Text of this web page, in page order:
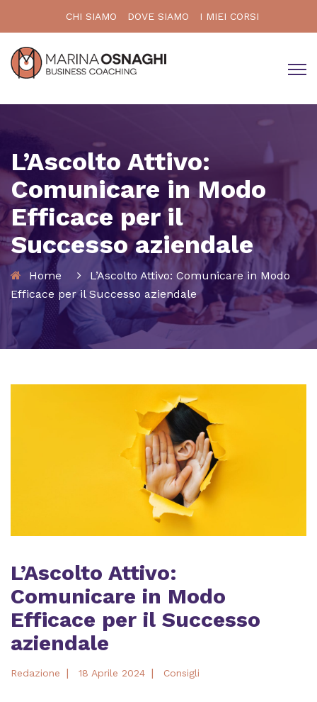
CHI SIAMO DOVE SIAMO I MIEI CORSI
L’Ascolto Attivo:
Comunicare in Modo
Efficace per il
Successo aziendale
Home
L’Ascolto Attivo: Comunicare in Modo
Efficace per il Successo aziendale
L’Ascolto Attivo:
Comunicare in Modo
Efficace per il Successo
aziendale
Redazione | 18 Aprile 2024 | Consigli